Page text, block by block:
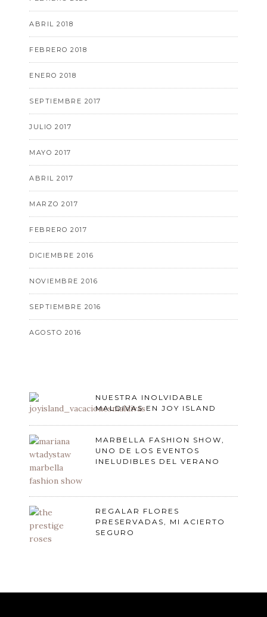
ABRIL 2018
FEBRERO 2018
ENERO 2018
SEPTIEMBRE 2017
JULIO 2017
MAYO 2017
ABRIL 2017
MARZO 2017
FEBRERO 2017
DICIEMBRE 2016
NOVIEMBRE 2016
SEPTIEMBRE 2016
AGOSTO 2016
NUESTRA INOLVIDABLE
MALDIVAS EN JOY ISLAND
MARBELLA FASHION SHOW,
UNO DE LOS EVENTOS
INELUDIBLES DEL VERANO
REGALAR FLORES
PRESERVADAS, MI ACIERTO
SEGURO